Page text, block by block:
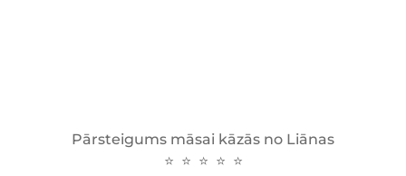
Pārsteigums māsai kāzās no Liānas
⭐ ⭐ ⭐ ⭐ ⭐